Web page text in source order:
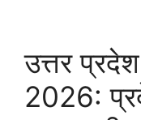
उत्तर
2026: